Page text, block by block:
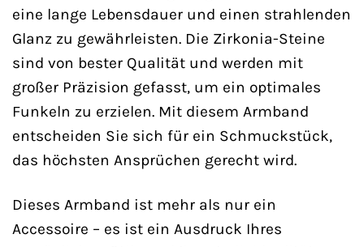
eine lange Lebensdauer und einen strahlenden
Glanz zu gewährleisten. Die Zirkonia-Steine
sind von bester Qualität und werden mit
großer Präzision gefasst, um ein optimales
Funkeln zu erzielen. Mit diesem Armband
entscheiden Sie sich für ein Schmuckstück,
das höchsten Ansprüchen gerecht wird.
Dieses Armband ist mehr als nur ein
Accessoire – es ist ein Ausdruck Ihres